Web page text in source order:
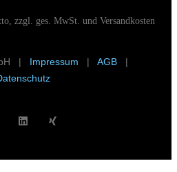
zzgl. ges. MwSt. und Versandkosten
| Impressum | AGB|